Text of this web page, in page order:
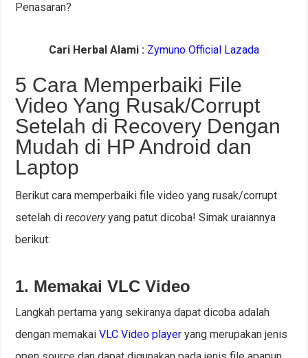
Penasaran?
Cari Herbal Alami : Zymuno Official Lazada
5 Cara Memperbaiki File
Video Yang Rusak/Corrupt
Setelah di Recovery Dengan
Mudah di HP Android dan
Laptop
Berikut cara memperbaiki file video yang rusak/corrupt
setelah direcoveryyang patut dicoba! Simak uraiannya
berikut:
1. Memakai VLC Video
Langkah pertama yang sekiranya dapat dicoba adalah
dengan memakaiVLC Video player yang merupakan jenis